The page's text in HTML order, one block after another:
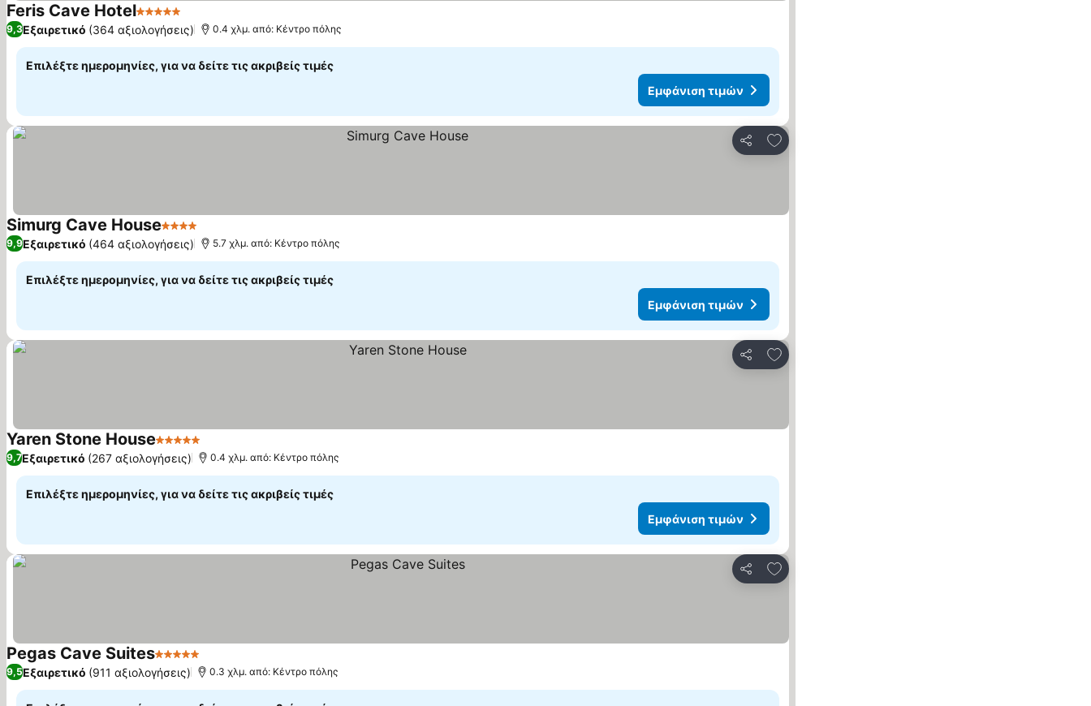
Feris Cave Hotel5 Αστέρια
9,3Εξαιρετικό (364 αξιολογήσεις) 0.4 χλμ. από: Κέντρο πόλης
Επιλέξτε ημερομηνίες, για να δείτε τις ακριβείς τιμές
Εμφάνιση τιμών
Κοινοποίηση
Προσθήκη στα αγαπημένα
Simurg Cave House4 Αστέρια
9,9Εξαιρετικό (464 αξιολογήσεις) 5.7 χλμ. από: Κέντρο πόλης
Επιλέξτε ημερομηνίες, για να δείτε τις ακριβείς τιμές
Εμφάνιση τιμών
Κοινοποίηση
Προσθήκη στα αγαπημένα
Yaren Stone House5 Αστέρια
9,7Εξαιρετικό (267 αξιολογήσεις) 0.4 χλμ. από: Κέντρο πόλης
Επιλέξτε ημερομηνίες, για να δείτε τις ακριβείς τιμές
Εμφάνιση τιμών
Κοινοποίηση
Προσθήκη στα αγαπημένα
Pegas Cave Suites5 Αστέρια
9,5Εξαιρετικό (911 αξιολογήσεις) 0.3 χλμ. από: Κέντρο πόλης